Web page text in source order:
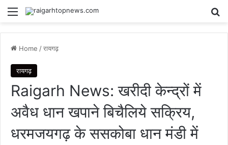
Menu
Home /रायगढ़
रायगढ़
Raigarh News: खरीदी केन्द्रों में
अवैध धान खपाने बिचैलिये सक्रिय,
धरमजयगढ़ के ससकोबा धान मंडी में